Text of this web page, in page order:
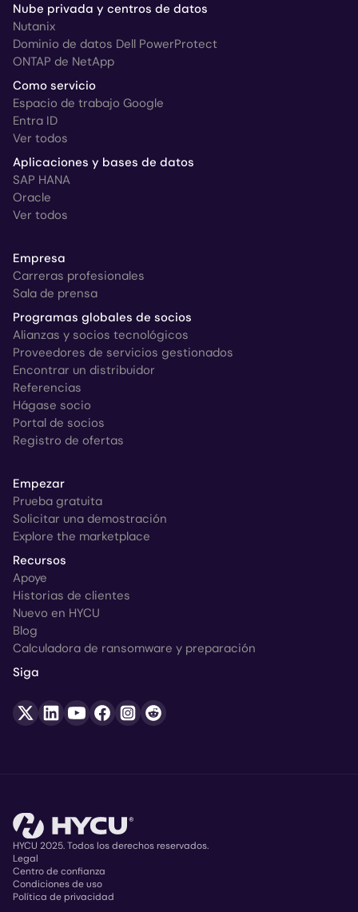
Nube privada y centros de datos
Nutanix
Dominio de datos Dell PowerProtect
ONTAP de NetApp
Como servicio
Espacio de trabajo Google
Entra ID
Ver todos
Aplicaciones y bases de datos
SAP HANA
Oracle
Ver todos
Empresa
Carreras profesionales
Sala de prensa
Programas globales de socios
Alianzas y socios tecnológicos
Proveedores de servicios gestionados
Encontrar un distribuidor
Referencias
Hágase socio
Portal de socios
Registro de ofertas
Empezar
Prueba gratuita
Solicitar una demostración
Explore the marketplace
Recursos
Apoye
Historias de clientes
Nuevo en HYCU
Blog
Calculadora de ransomware y preparación
Siga
Copyright
HYCU 2025. Todos los derechos reservados.
Legal
Centro de confianza
Condiciones de uso
Política de privacidad